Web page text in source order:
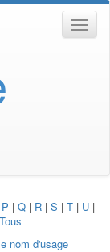
P | Q | R | S | T | U |
Tous
nom d'usage